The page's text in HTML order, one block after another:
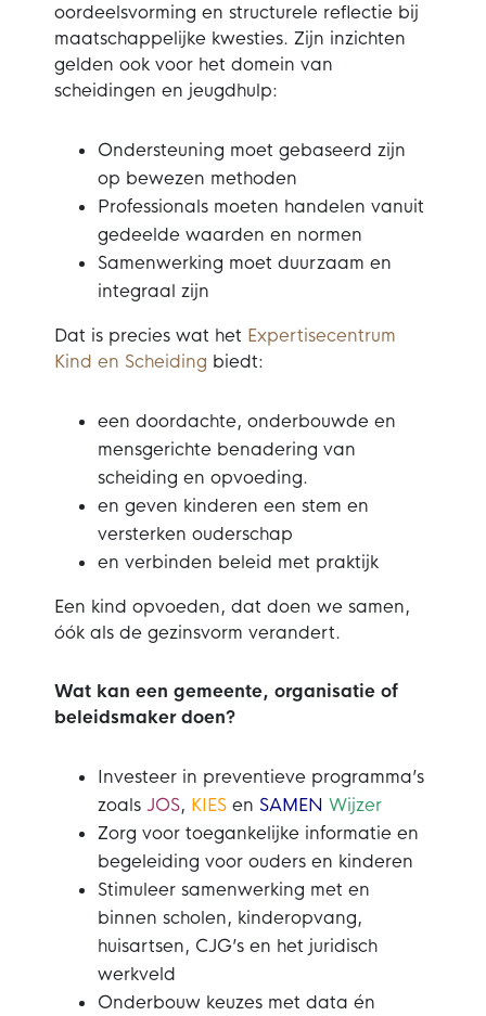
oordeelsvorming en structurele reflectie bij
maatschappelijke kwesties. Zijn inzichten
gelden ook voor het domein van
scheidingen en jeugdhulp:
Ondersteuning moet gebaseerd zijn
op bewezen methoden
Professionals moeten handelen vanuit
gedeelde waarden en normen
Samenwerking moet duurzaam en
integraal zijn
Dat is precies wat het Expertisecentrum
Kind en Scheiding biedt:
een doordachte, onderbouwde en
mensgerichte benadering van
scheiding en opvoeding.
en geven kinderen een stem en
versterken ouderschap
en verbinden beleid met praktijk
Een kind opvoeden, dat doen we samen,
óók als de gezinsvorm verandert.
Wat kan een gemeente, organisatie of
beleidsmaker doen?
Investeer in preventieve programma’s
zoals JOS, KIES en SAMEN Wijzer
Zorg voor toegankelijke informatie en
begeleiding voor ouders en kinderen
Stimuleer samenwerking met en
binnen scholen, kinderopvang,
huisartsen, CJG’s en het juridisch
werkveld
Onderbouw keuzes met data én